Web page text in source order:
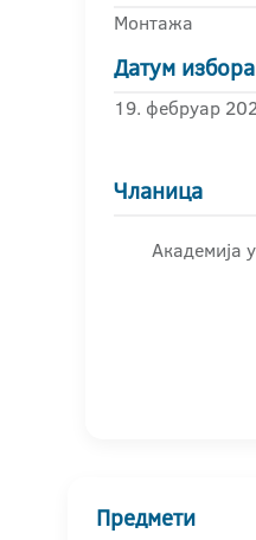
Монтажа
Датум избора
19. фебруар
Чланица
Академија
Предмети